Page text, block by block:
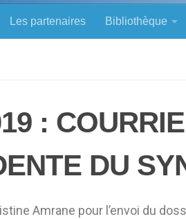
Les partenaires Bibliothèque
:
DU
Amrane pour l’envoi du